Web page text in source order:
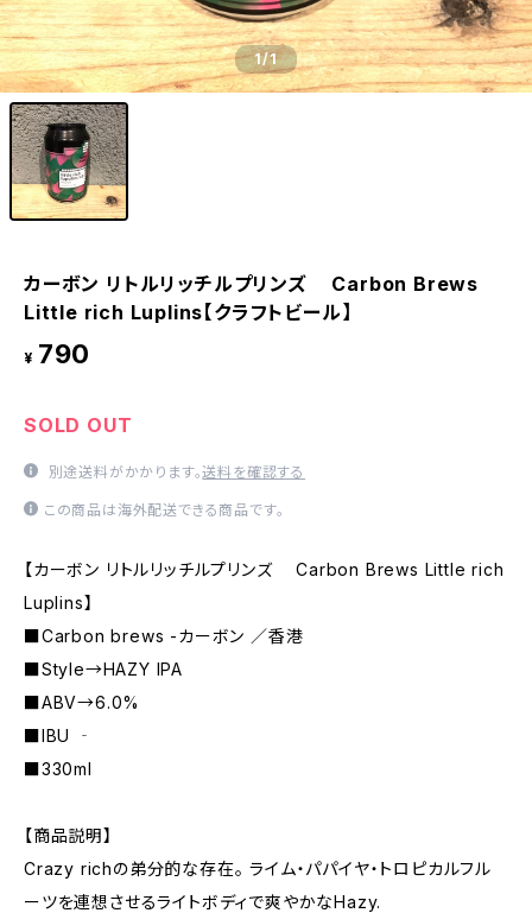
1/1
カーボン リトルリッチルプリンズ Carbon Brews
Little rich Luplins【クラフトビール】
¥ 790
SOLD OUT
別途送料がかかります。送料を確認する
この商品は海外配送できる商品です。
【カーボン リトルリッチルプリンズ Carbon Brews Little rich
Luplins】
■Carbon brews -カーボン ／香港
■Style→HAZY IPA
■ABV→6.0%
■IBU ‐
■330ml
【商品説明】
Crazy richの弟分的な存在。 ライム・パパイヤ・トロピカルフル
ーツを連想させるライトボディで爽やかなHazy.